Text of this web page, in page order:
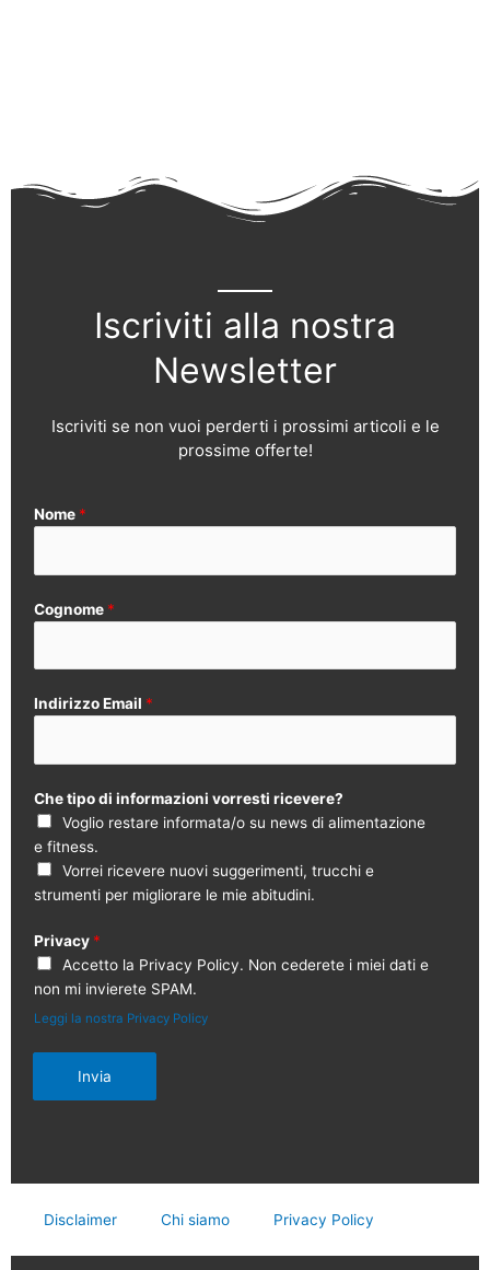
Iscriviti alla nostra
Newsletter
Iscriviti se non vuoi perderti i prossimi articoli e le
prossime offerte!
Nome *
Cognome *
Indirizzo Email *
Che tipo di informazioni vorresti ricevere?
Voglio restare informata/o su news di alimentazione
e fitness.
Vorrei ricevere nuovi suggerimenti, trucchi e
strumenti per migliorare le mie abitudini.
Privacy *
Accetto la Privacy Policy. Non cederete i miei dati e
non mi invierete SPAM.
Leggi la nostra Privacy Policy
Invia
Disclaimer Chi siamo Privacy Policy